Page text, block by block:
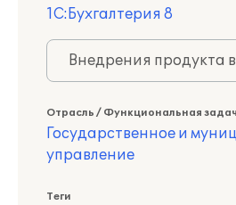
1С:Бухгалтерия 8
Внедрения продукта
Отрасль / Функциональная
Государственное и
управление
Теги